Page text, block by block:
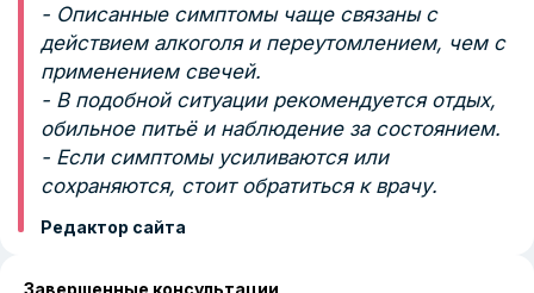
- Описанные симптомы чаще связаны с
действием алкоголя и переутомлением, чем с
применением свечей.
- В подобной ситуации рекомендуется отдых,
обильное питьё и наблюдение за состоянием.
- Если симптомы усиливаются или
сохраняются, стоит обратиться к врачу.
Редактор сайта
Завершенные консультации